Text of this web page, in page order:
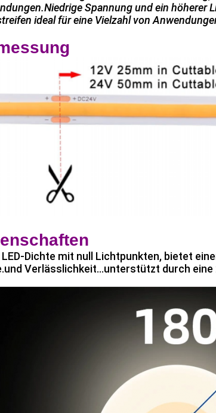
Spannung und ein höherer
ideal für eine Vielzahl von
Dichte mit null Lichtpunkten, bietet
Verlässlichkeit...unterstützt durch eine